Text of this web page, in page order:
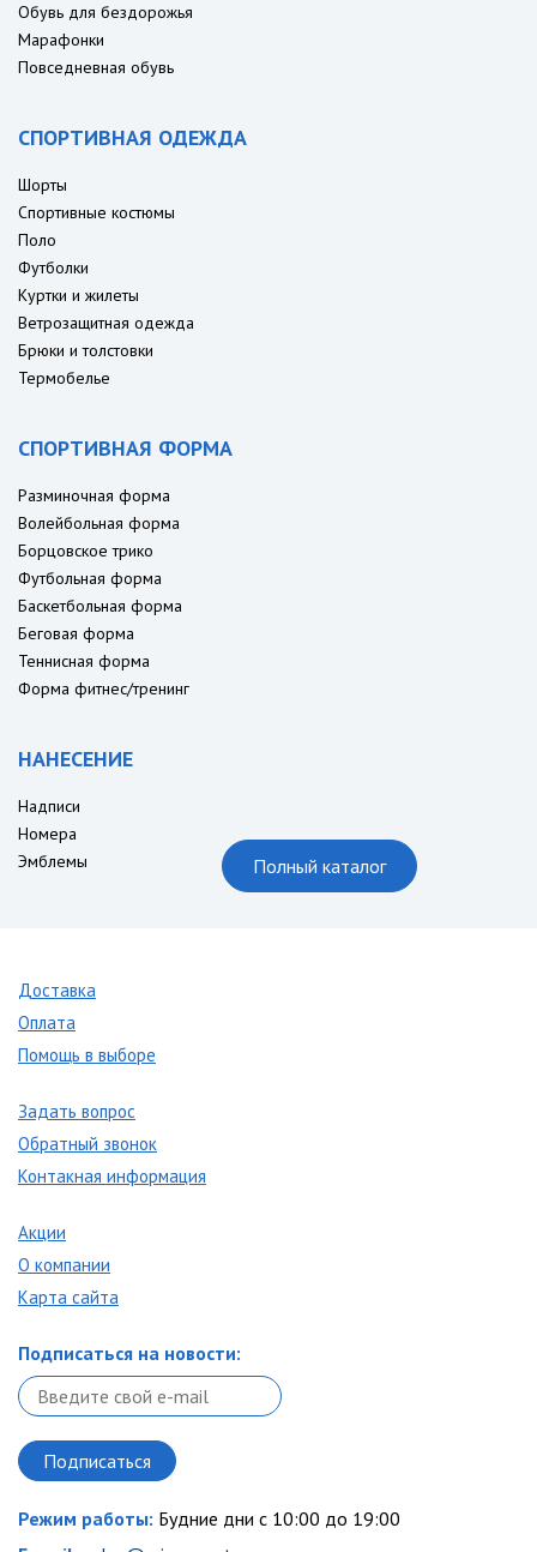
Обувь для бездорожья
Марафонки
Повседневная обувь
СПОРТИВНАЯ ОДЕЖДА
Шорты
Спортивные костюмы
Поло
Футболки
Куртки и жилеты
Ветрозащитная одежда
Брюки и толстовки
Термобелье
СПОРТИВНАЯ ФОРМА
Разминочная форма
Волейбольная форма
Борцовское трико
Футбольная форма
Баскетбольная форма
Беговая форма
Теннисная форма
Форма фитнес/тренинг
НАНЕСЕНИЕ
Надписи
Номера
Эмблемы
Полный каталог
Доставка
Оплата
Помощь в выборе
Задать вопрос
Обратный звонок
Контакная информация
Акции
О компании
Карта сайта
Подписаться на новости:
Режим работы: Будние дни с 10:00 до 19:00